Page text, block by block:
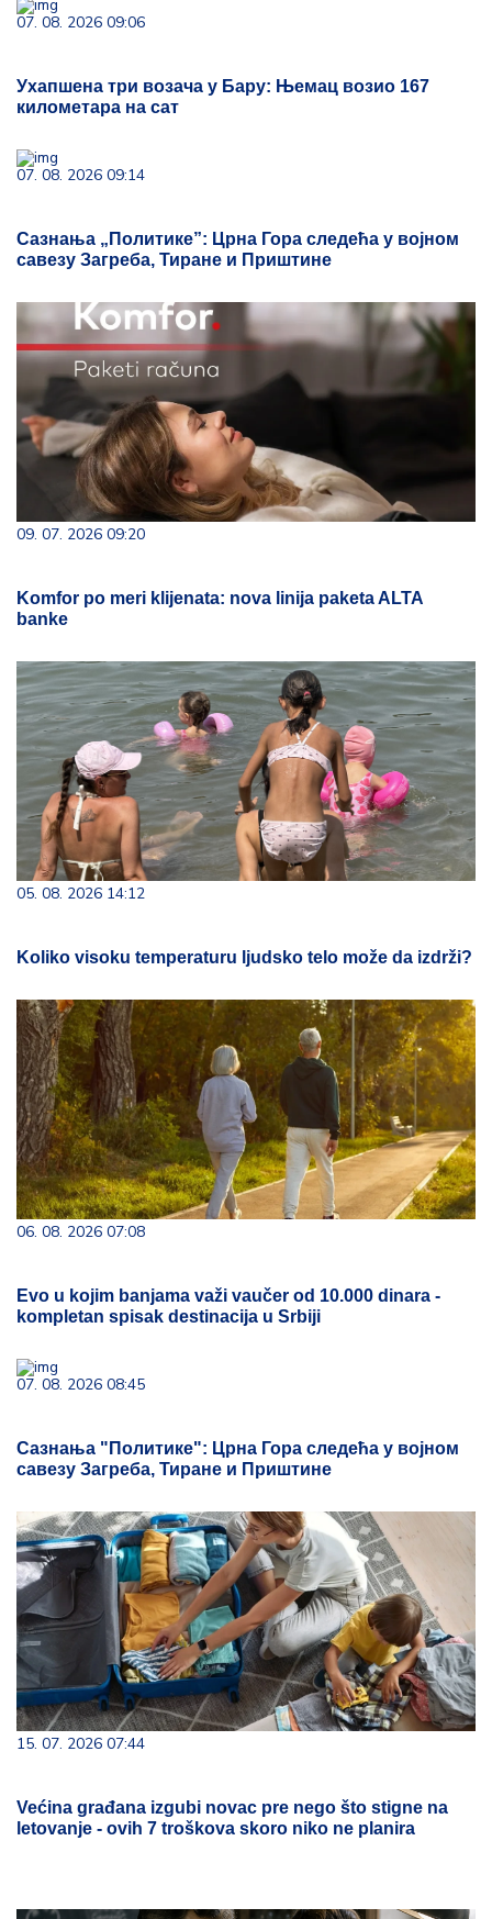
07. 08. 2026 09:06
Ухапшена три возача у Бару: Њемац возио 167
километара на сат
07. 08. 2026 09:14
Сазнања „Политике”: Црна Гора следећа у војном
савезу Загреба, Тиране и Приштине
09. 07. 2026 09:20
Komfor po meri klijenata: nova linija paketa ALTA
banke
05. 08. 2026 14:12
Koliko visoku temperaturu ljudsko telo može da izdrži?
06. 08. 2026 07:08
Evo u kojim banjama važi vaučer od 10.000 dinara -
kompletan spisak destinacija u Srbiji
07. 08. 2026 08:45
Сазнања "Политике": Црна Гора следећа у војном
савезу Загреба, Тиране и Приштине
15. 07. 2026 07:44
Većina građana izgubi novac pre nego što stigne na
letovanje - ovih 7 troškova skoro niko ne planira